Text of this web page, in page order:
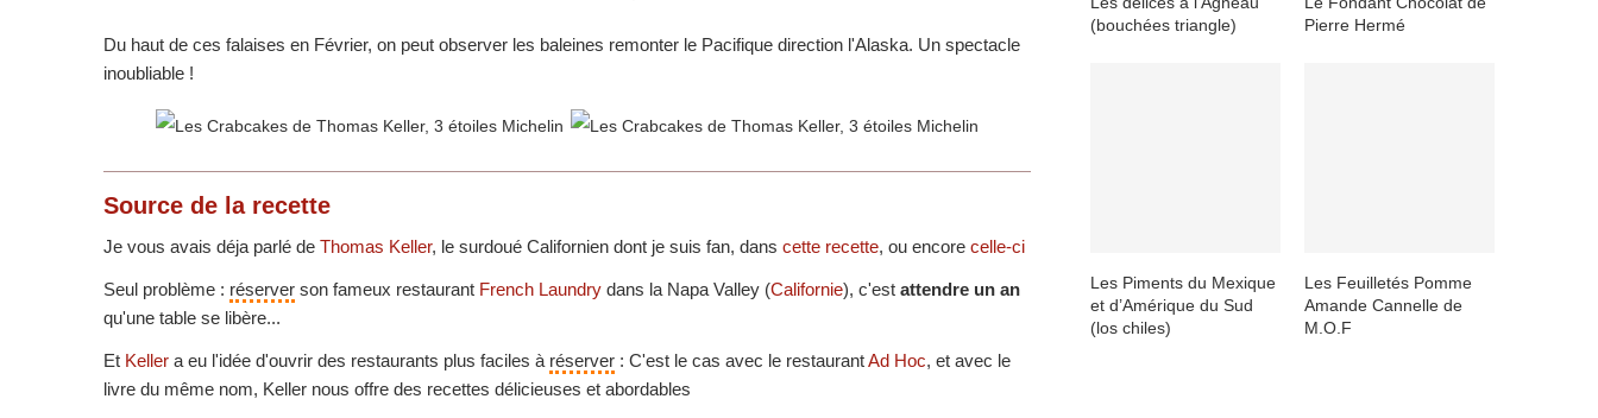
Du haut de ces falaises en Février, on peut observer les baleines remonter le Pacifique direction l'Alaska. Un spectacle
inoubliable !
Source de la recette
Je vous avais déja parlé de Thomas Keller, le surdoué Californien dont je suis fan, dans cette recette, ou encore celle-ci
Seul problème : réserver son fameux restaurant French Laundry dans la Napa Valley (Californie), c'est attendre un an
qu'une table se libère...
Et Keller a eu l'idée d'ouvrir des restaurants plus faciles à réserver : C'est le cas avec le restaurantAd Hoc, et avec le
livre du même nom, Keller nous offre des recettes délicieuses et abordables
(bouchées triangle)
Pierre Hermé
Les Piments du Mexique
et d’Amérique du Sud
(los chiles)
Les Feuilletés Pomme
Amande Cannelle de
M.O.F